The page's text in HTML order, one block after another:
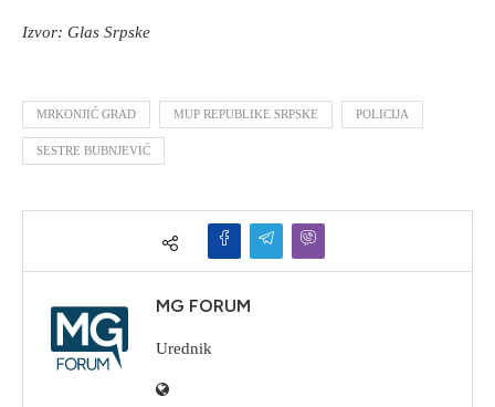
Izvor: Glas Srpske
MRKONJIĆ GRAD MUP REPUBLIKE SRPSKE POLICIJA
SESTRE BUBNJEVIĆ
MG FORUM
Urednik